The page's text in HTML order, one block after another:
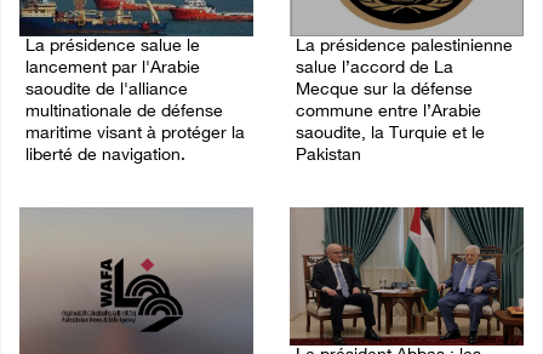
La présidence salue le
lancement par l'Arabie
saoudite de l'alliance
multinationale de défense
maritime visant à protéger la
liberté de navigation.
La présidence palestinienne
salue l’accord de La
Mecque sur la défense
commune entre l’Arabie
saoudite, la Turquie et le
Pakistan